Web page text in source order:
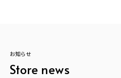
お知らせ
Store news